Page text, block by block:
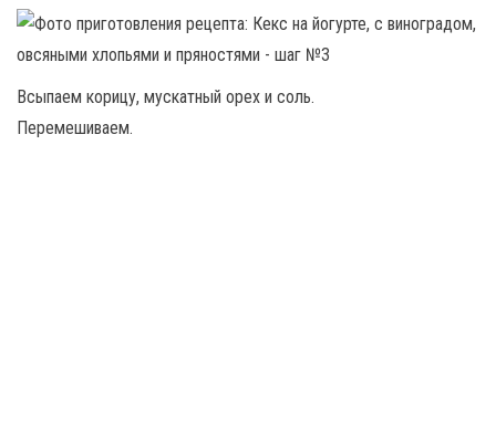
Всыпаем корицу, мускатный орех и соль.
Перемешиваем.